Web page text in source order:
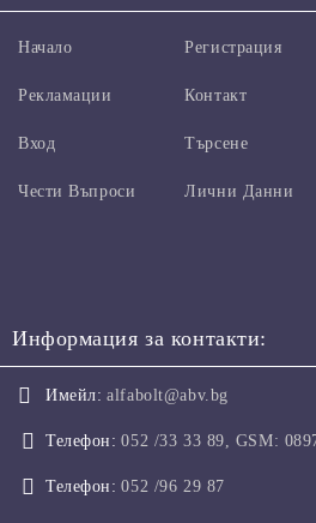
Начало
Рекламации
Вход
Чести Въпроси
Регистрация
Контакт
Търсене
Лични Данни
Информация за контакти:
Имейл: alfabolt@abv.bg
Телефон: 052 /33 33 89, GSM:
Телефон: 052 /96 29 87